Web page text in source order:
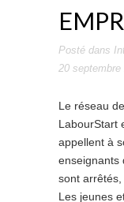
Posté dans
20 septembre
Le réseau
LabourStart
appellent à
enseignants
sont arrêtés,
Les jeunes